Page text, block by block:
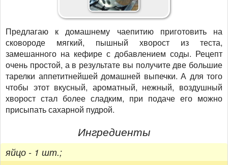
Предлагаю к домашнему чаепитию приготовить на
сковороде мягкий, пышный хворост из теста,
замешанного на кефире с добавлением соды. Рецепт
очень простой, а в результате вы получите две большие
тарелки аппетитнейшей домашней выпечки. А для того
чтобы этот вкусный, ароматный, нежный, воздушный
хворост стал более сладким, при подаче его можно
присыпать сахарной пудрой.
Ингредиенты
яйцо - 1 шт.;